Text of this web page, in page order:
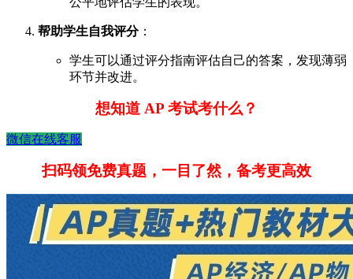
帮助学生自我评分：
学生可以通过评分指南评估自己的答案，发现薄弱
环节并改进。
想知道 AP 考试考什么？
微信在线客服
扫码领免费真题，一目了然，备考更高效